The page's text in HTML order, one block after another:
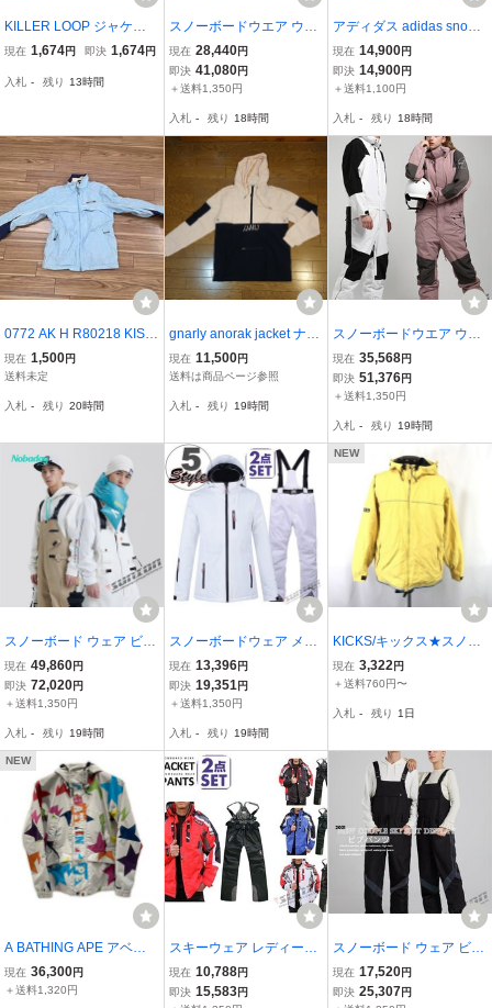
KILLER LOOP ジャケッ
ト XS
現在 1,674円 即決 1,674円
入札 - 残り 13時間
スノーボードウエア ウェ
ア ツナギ ワンピース オ
ールインワン メンズ レデ
ィース スキー 防寒フード
現在 28,440円
即決 41,080円
＋送料1,350円
入札 - 残り 18時間
アディダス adidas snowb
oarding スノーボード ス
ノボ BB SNOWBREAKE
R JACKET プルオーバー
メンズ ウェア ウエア
現在 14,900円
即決 14,900円
＋送料1,100円
入札 - 残り 18時間
0772 AK H R80218 KISS
MARK キスマーク スノー
ウェア XS スキー スノー
現在 1,500円
送料未定
入札 - 残り 20時間
gnarly anorak jacket ナー
リー アノラック ジャケッ
ト ピンク XS/パーカー ウ
ン
現在 11,500円
送料は商品ページ参照
入札 - 残り 19時間
スノーボードウエア ウェ
ア ツナギ ワンピース オ
ールインワン メンズ レデ
ィース スキー 防寒フード
現在 35,568円
即決 51,376円
＋送料1,350円
入札 - 残り 19時間
スノーボード ウェア ビブ
パンツ つなぎ レディース
スノーウェア スキーウェ
ア スノボ つなぎ ストレ
現在 49,860円
即決 72,020円
＋送料1,350円
入札 - 残り 19時間
スノーボードウェア メン
ズ レディース スキーウェ
ア ジャケット 防寒 アウ
トドア防水 スノボウェア
ボ
現在 13,396円
即決 19,351 円
＋送料1,350円
入札 - 残り 19時間
NEW
KICKS/キックス★スノー
ボードウェア【メンズXS/
yellow/黄】/ナイロンジャ
er◆BH793
現在 3,322 円
＋送料760円〜
入札 - 残り 1日
NEW
A BATHING APE アベイ
シングエイプ スノーボー
ド ジャケット SIZE XS ◆
現在 36,300円
＋送料1,320円
スキーウェア レディース
スノーボードウェア スキ
ーウェア スノボ 上下セッ
現在 10,788円
即決 15,583円
スノーボード ウェア ビブ
パンツ つなぎ レディース
スノーウェア スキーウェ
現在 17,520円
即決 25,307円